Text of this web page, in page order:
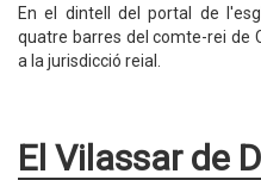
En el dintell del portal de
quatre barres del comte-rei de
a la jurisdicció reial.
El Vilassar de